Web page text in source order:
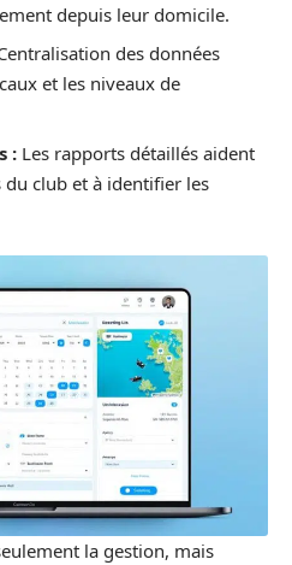
depuis leur domicile.
des données
et les niveaux de
: Les rapports détaillés aident
club et à identifier les
la gestion, mais